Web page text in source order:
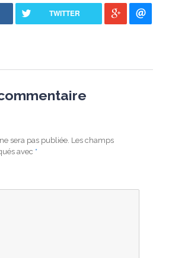
TWITTER
sera pas publiée. Les champs
avec *